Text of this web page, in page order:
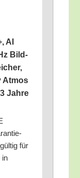
AI
Bild­
Atmos
Jah­re
für
in